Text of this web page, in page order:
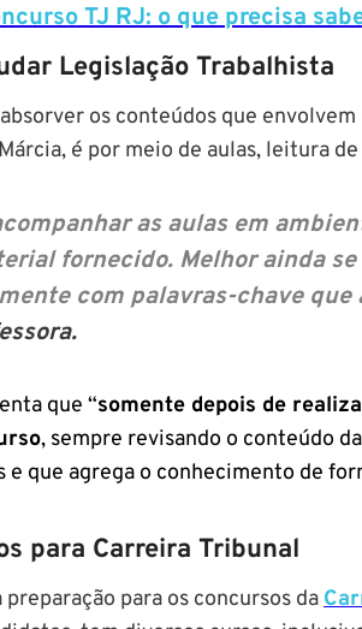
TJ RJ: o que precisa
Legislação Trabalhista
os conteúdos que
é por meio de aulas, leitura
as aulas em
fornecido. Melhor ainda
com palavras-chave
que “somente depois de
, sempre revisando o conteúdo
e que agrega o conhecimento de
para Carreira Tribunal
preparação para os concursos da